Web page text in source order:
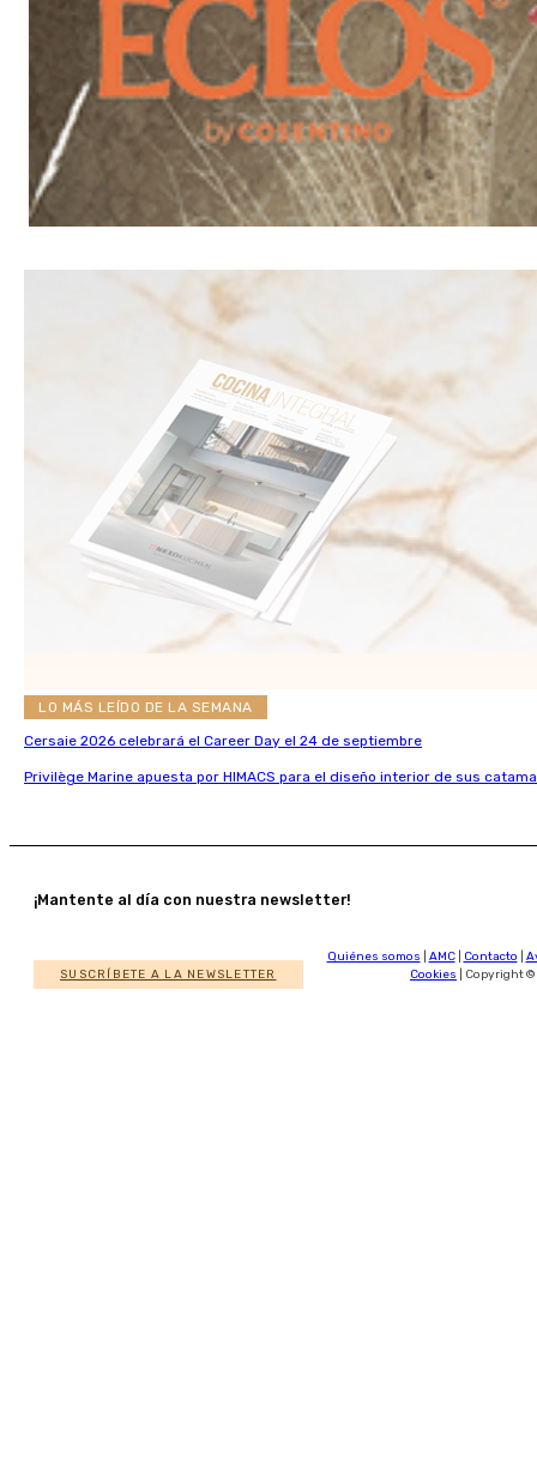
LO MÁS LEÍDO DE LA SEMANA
Cersaie 2026 celebrará el Career Day el 24 de septiembre
Privilège Marine apuesta por HIMACS para el diseño interior de sus
¡Mantente al día con nuestra newsletter!
SUSCRÍBETE A LA NEWSLETTER
Quiénes somos AMC| Contacto
Cookies | Copyright